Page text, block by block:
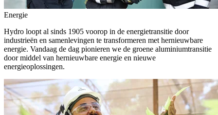
Energie
Hydro loopt al sinds 1905 voorop in de energietransitie door
industrieën en samenlevingen te transformeren met hernieuwbare
energie. Vandaag de dag pionieren we de groene aluminiumtransitie
door middel van hernieuwbare energie en nieuwe
energieoplossingen.